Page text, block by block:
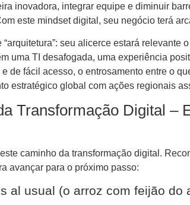
inovadora, integrar equipe e diminuir
este mindset digital, seu negócio terá
“arquitetura”: seu alicerce estará relevante
uma TI desafogada, uma experiência
de fácil acesso, o entrosamento entre o
estratégico global com ações regionais
Transformação Digital –
caminho da transformação digital.
avançar para o próximo passo:
al usual (o arroz com feijão do